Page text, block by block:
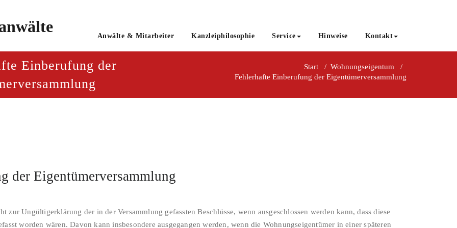
Anwälte & Mitarbeiter Kanzleiphilosophie Service Hinweise Kontakt
Einberufung der
Start / Wohnungseigentum /
Fehlerhafte Einberufung der Eigentümerversammlung
der Eigentümerversammlung
zur Ungültigerklärung der in der Versammlung gefassten Beschlüsse, wenn ausgeschlossen werden kann, dass diese
worden wären. Davon kann insbesondere ausgegangen werden, wenn die Wohnungseigentümer in einer späteren